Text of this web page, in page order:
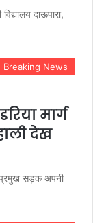
दाऊपारा,
Breaking News
मार्ग
देख
प्रमुख सड़क अपनी